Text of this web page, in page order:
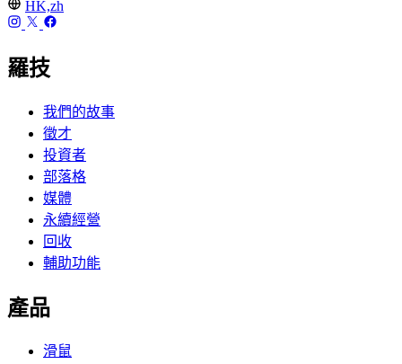
HK,zh
羅技
我們的故事
徵才
投資者
部落格
媒體
永續經營
回收
輔助功能
產品
滑鼠